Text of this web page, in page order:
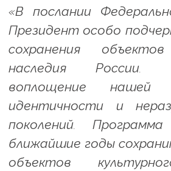
«В послании
Президент особо
сохранения объектов
наследия
воплощение нашей
идентичности и
поколений.
ближайшие годы
объектов